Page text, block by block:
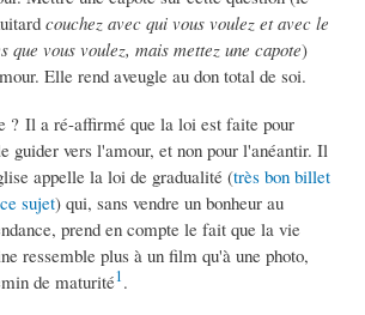
couchez avec qui vous voulez et avec le
que vous voulez, mais mettez une capote)
Elle rend aveugle au don total de soi.
? Il a ré-affirmé que la loi est faite pour
guider vers l'amour, et non pour l'anéantir. Il
appelle la loi de gradualité (très bon billet
sujet) qui, sans vendre un bonheur au
prend en compte le fait que la vie
ressemble plus à un film qu'à une photo,
de maturité1.